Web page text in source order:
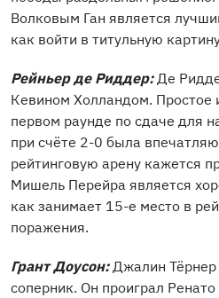
Волковым Ган является
как войти в титульную
Рейньер де Риддер:Де
Кевином Холландом. Простое
первом раунде по сдаче для
при счёте 2-0 была
рейтинговую арену кажется
Мишель Перейра является
как занимает 15-е место в
поражения.
Грант Доусон:Джалин Тёрнер
соперник. Он проиграл